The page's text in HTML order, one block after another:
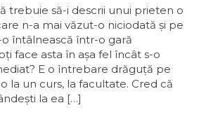
trebuie să-i descrii unui prieten o
n-a mai văzut-o niciodată şi pe
întâlnească într-o gară
face asta în aşa fel încât s-o
E o întrebare drăguţă pe
la un curs, la facultate. Cred că
la ea […]